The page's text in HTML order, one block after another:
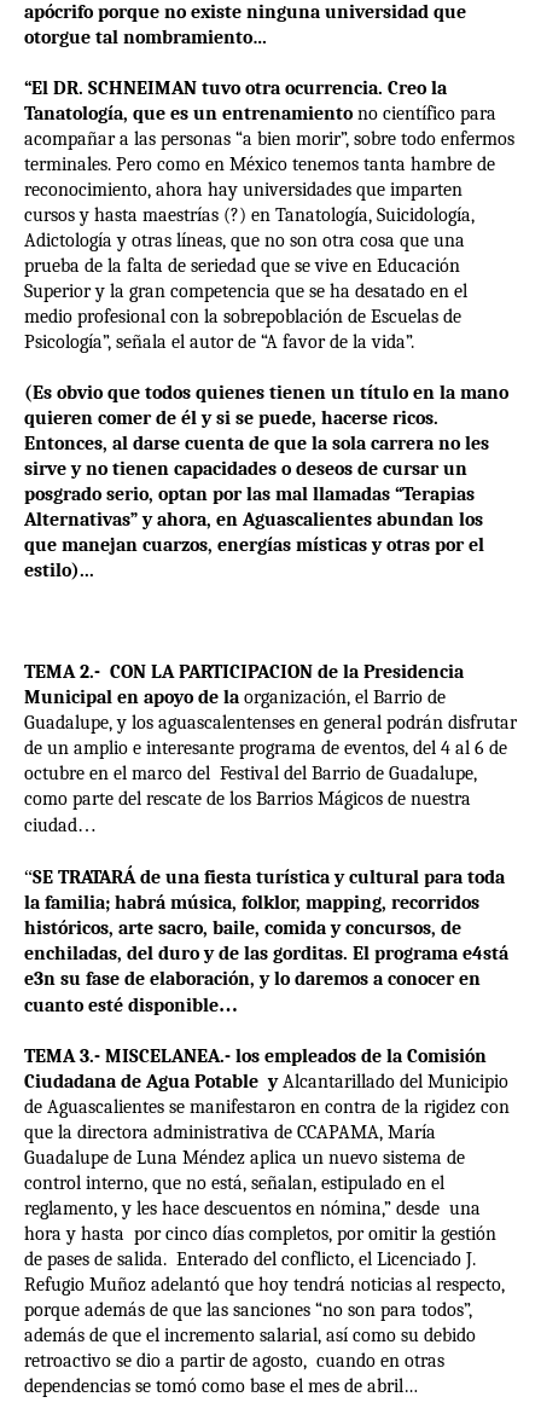
apócrifo porque no existe ninguna universidad que
otorgue tal nombramiento…
“El DR. SCHNEIMAN tuvo otra ocurrencia. Creo la
Tanatología, que es un entrenamiento no científico para
acompañar a las personas “a bien morir”, sobre todo enfermos
terminales. Pero como en México tenemos tanta hambre de
reconocimiento, ahora hay universidades que imparten
cursos y hasta maestrías (?) en Tanatología, Suicidología,
Adictología y otras líneas, que no son otra cosa que una
prueba de la falta de seriedad que se vive en Educación
Superior y la gran competencia que se ha desatado en el
medio profesional con la sobrepoblación de Escuelas de
Psicología”, señala el autor de “A favor de la vida”.
(Es obvio que todos quienes tienen un título en la mano
quieren comer de él y si se puede, hacerse ricos.
Entonces, al darse cuenta de que la sola carrera no les
sirve y no tienen capacidades o deseos de cursar un
posgrado serio, optan por las mal llamadas “Terapias
Alternativas” y ahora, en Aguascalientes abundan los
que manejan cuarzos, energías místicas y otras por el
estilo)...
TEMA 2.- CON LA PARTICIPACION de la Presidencia
Municipal en apoyo de la organización, el Barrio de
Guadalupe, y los aguascalentenses en general podrán disfrutar
de un amplio e interesante programa de eventos, del 4 al 6 de
octubre en el marco del Festival del Barrio de Guadalupe,
como parte del rescate de los Barrios Mágicos de nuestra
ciudad…
“SE TRATARÁ de una fiesta turística y cultural para toda
la familia; habrá música, folklor, mapping, recorridos
históricos, arte sacro, baile, comida y concursos, de
enchiladas, del duro y de las gorditas. El programa e4stá
e3n su fase de elaboración, y lo daremos a conocer en
cuanto esté disponible…
TEMA 3.- MISCELANEA.- los empleados de la Comisión
Ciudadana de Agua Potable yAlcantarillado del Municipio
de Aguascalientes se manifestaron en contra de la rigidez con
que la directora administrativa de CCAPAMA, María
Guadalupe de Luna Méndez aplica un nuevo sistema de
control interno, que no está, señalan, estipulado en el
reglamento, y les hace descuentos en nómina,” desde una
hora y hasta por cinco días completos, por omitir la gestión
de pases de salida. Enterado del conflicto, el Licenciado J.
Refugio Muñoz adelantó que hoy tendrá noticias al respecto,
porque además de que las sanciones “no son para todos”,
además de que el incremento salarial, así como su debido
retroactivo se dio a partir de agosto, cuando en otras
dependencias se tomó como base el mes de abril…